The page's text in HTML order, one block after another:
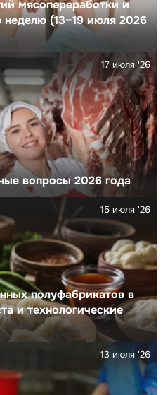
мясопереработки и
(13–19 июля 2026
вопросы 2026 года
17 июля '26
полуфабрикатов в
и технологические
15 июля '26
13 июля '26